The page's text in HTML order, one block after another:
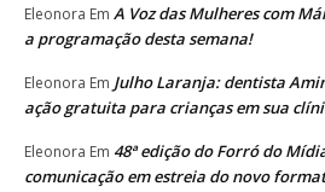
Eleonora Em A Voz das Mulheres com
a programação desta semana!
Eleonora Em Julho Laranja: dentista
ação gratuita para crianças em sua
Eleonora Em 48ª edição do Forró do
comunicação em estreia do novo